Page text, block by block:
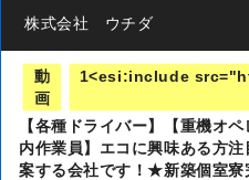
株式会社 ウチダ
動
画
1<esi:include
【各種ドライバー】【重機オ
内作業員】エコに興味ある方
案する会社です！★新築個室